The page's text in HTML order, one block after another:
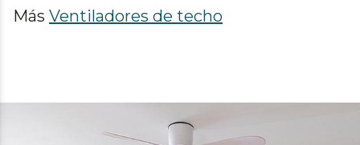
Más Ventiladores de techo